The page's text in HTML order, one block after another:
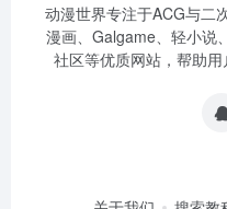
动漫世界专注于ACG与二
漫画、Galgame、轻小说
社区等优质网站，帮助用